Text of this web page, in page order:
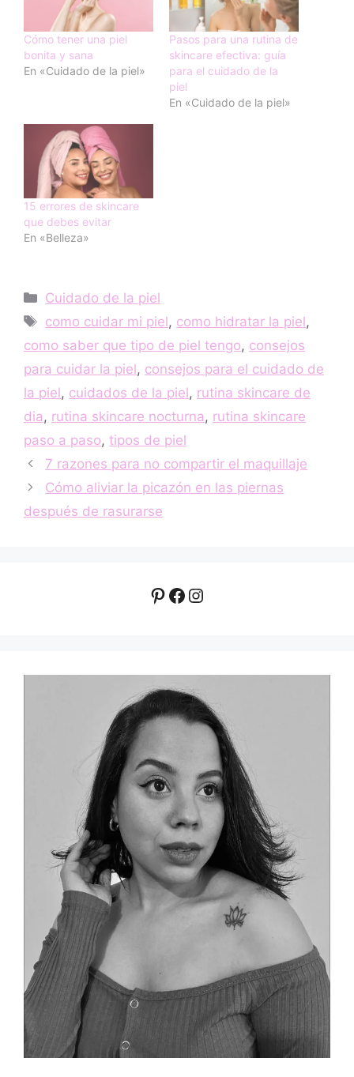
Cómo tener una piel
bonita y sana
En «Cuidado de la piel»
Pasos para una rutina de
skincare efectiva: guía
para el cuidado de la
piel
En «Cuidado de la piel»
15 errores de skincare
que debes evitar
En «Belleza»
Categorías
Cuidado de la piel
Etiquetas
como cuidar mi piel, como hidratar la piel,
como saber que tipo de piel tengo, consejos
para cuidar la piel, consejos para el cuidado de
la piel, cuidados de la piel, rutina skincare de
dia , rutina skincare nocturna , rutina skincare
paso a paso, tipos de piel
7 razones para no compartir el maquillaje
Cómo aliviar la picazón en las piernas
después de rasurarse
Pinterest
Facebook
Instagram